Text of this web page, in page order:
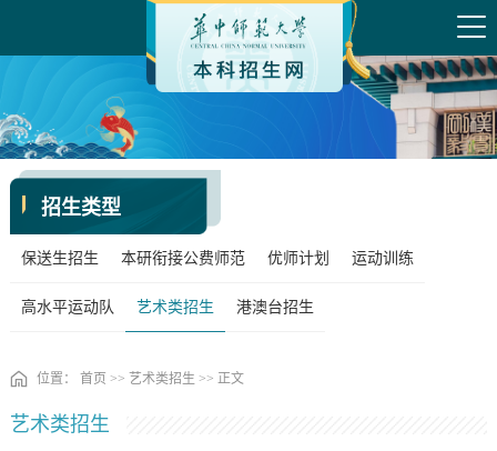
招生类型
保送生招生 本研衔接公费师范 优师计划 运动训练
高水平运动队 艺术类招生 港澳台招生
位置： 首页 >> 艺术类招生 >> 正文
艺术类招生